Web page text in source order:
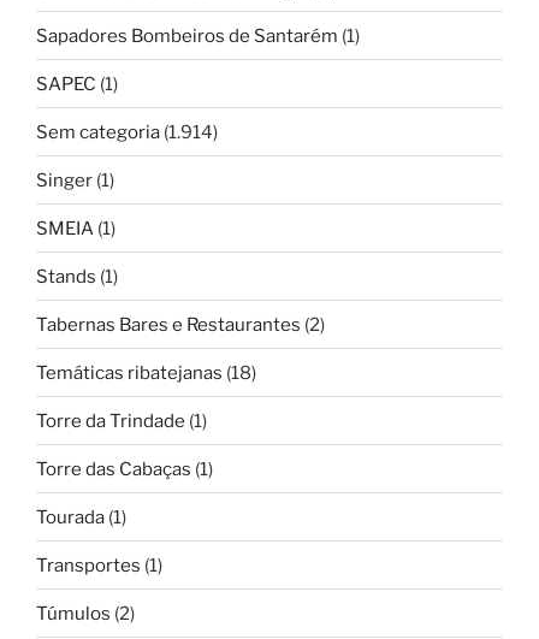
Sapadores Bombeiros de Santarém (1)
SAPEC (1)
Sem categoria (1.914)
Singer (1)
SMEIA (1)
Stands (1)
Tabernas Bares e Restaurantes (2)
Temáticas ribatejanas (18)
Torre da Trindade (1)
Torre das Cabaças (1)
Tourada (1)
Transportes (1)
Túmulos (2)